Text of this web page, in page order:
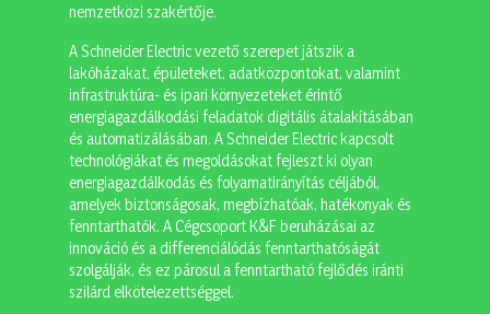
nemzetközi szakértője.
A Schneider Electric vezető szerepet játszik a
lakóházakat, épületeket, adatközpontokat, valamint
infrastruktúra- és ipari környezeteket érintő
energiagazdálkodási feladatok digitális átalakításában
és automatizálásában. A Schneider Electric kapcsolt
technológiákat és megoldásokat fejleszt ki olyan
energiagazdálkodás és folyamatirányítás céljából,
amelyek biztonságosak, megbízhatóak, hatékonyak és
fenntarthatók. A Cégcsoport K&F beruházásai az
innováció és a differenciálódás fenntarthatóságát
szolgálják, és ez párosul a fenntartható fejlődés iránti
szilárd elkötelezettséggel.